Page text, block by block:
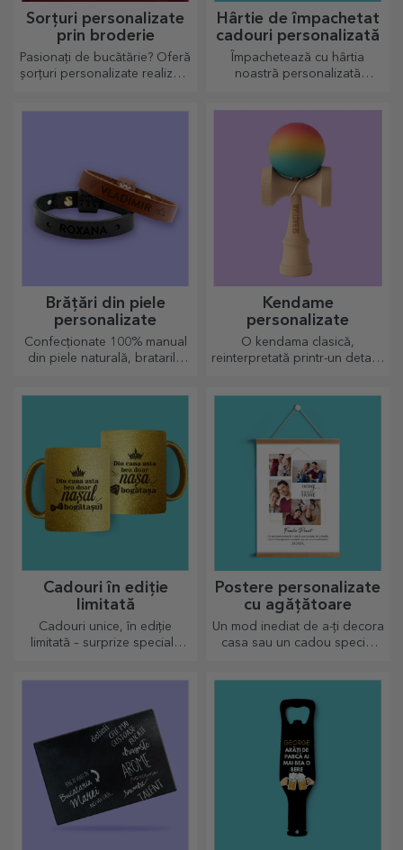
Sorțuri personalizate
prin broderie
Pasionați de bucătărie? Oferă
șorțuri personalizate realizate
Hârtie de împachetat
cadouri personalizată
Împachetează cu hârtia
noastră personalizată
Brățări din piele
personalizate
Confecționate 100% manual
din piele naturală, bratarile
Kendame
personalizate
O kendama clasică,
reinterpretată printr-un detaliu
Cadouri în ediție
limitată
Cadouri unice, în ediție
limitată – surprize speciale
Postere personalizate
cu agățătoare
Un mod inediat de a-ți decora
casa sau un cadou special